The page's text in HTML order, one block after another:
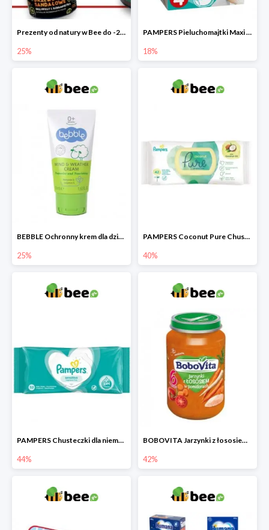
Prezenty od natury w Bee do -25%
25%
PAMPERS Pieluchomajtki Maxi Pants 4
18%
BEBBLE Ochronny krem dla dzieci Wiatr i chłód
25%
PAMPERS Coconut Pure Chusteczki nawilżające
40%
PAMPERS Chusteczki dla niemowląt Sensitive
44%
BOBOVITA Jarzynki z łososiem w pomidorach
42%